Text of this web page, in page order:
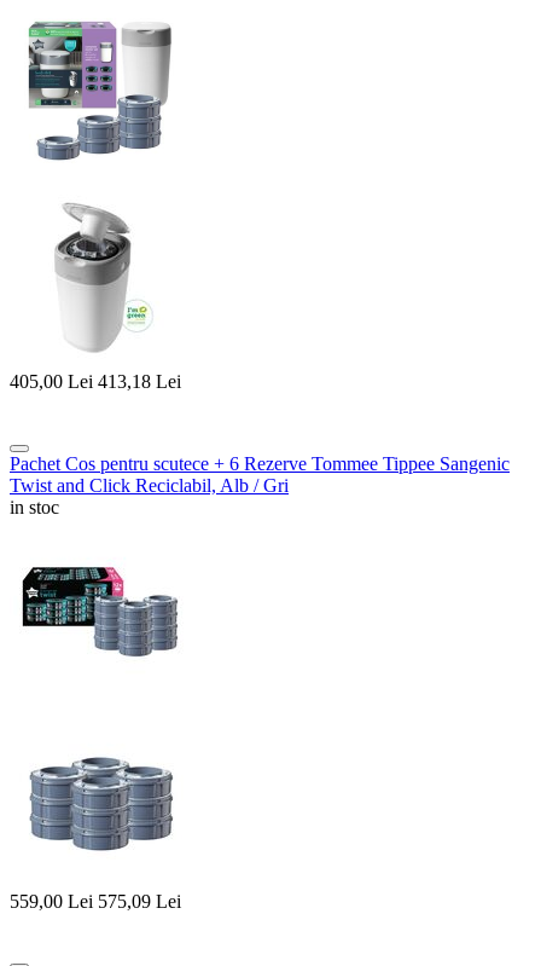
405,00 Lei 413,18 Lei
Pachet Cos pentru scutece + 6 Rezerve Tommee Tippee Sangenic
Twist and Click Reciclabil, Alb / Gri
in stoc
559,00 Lei 575,09 Lei